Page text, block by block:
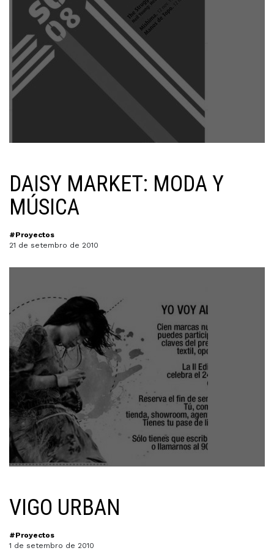
DAISY MARKET: MODA Y
MÚSICA
#Proyectos
21 de setembro de 2010
VIGO URBAN
#Proyectos
1 de setembro de 2010